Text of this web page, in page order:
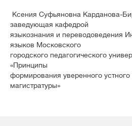
Ксения Суфьяновна Карданова-
заведующая кафедрой
языкознания и переводоведения
языков Московского
городского педагогического
«Принципы
формирования уверенного
магистратуры»